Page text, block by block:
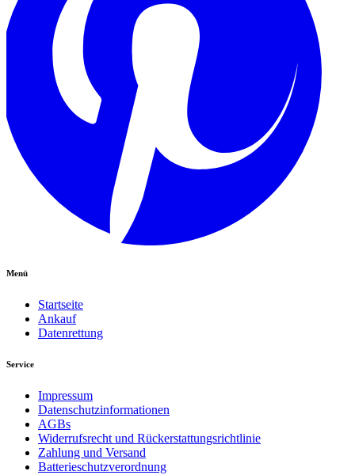
Menü
Startseite
Ankauf
Datenrettung
Service
Impressum
Datenschutzinformationen
AGBs
Widerrufsrecht und Rückerstattungsrichtlinie
Zahlung und Versand
Batterieschutzverordnung